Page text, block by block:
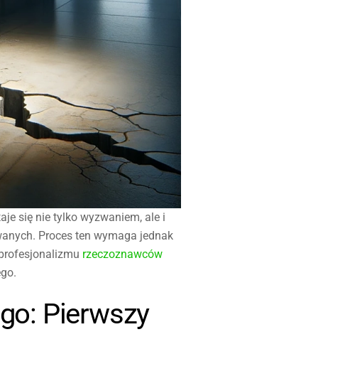
się nie tylko wyzwaniem, ale i
Proces ten wymaga jednak
rzeczoznawców
Pierwszy